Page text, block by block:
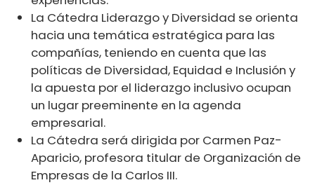
La Cátedra Liderazgo y Diversidad se orienta
hacia una temática estratégica para las
compañías, teniendo en cuenta que las
políticas de Diversidad, Equidad e Inclusión y
la apuesta por el liderazgo inclusivo ocupan
un lugar preeminente en la agenda
empresarial.
La Cátedra será dirigida por Carmen Paz-
Aparicio, profesora titular de Organización de
Empresas de la Carlos III.